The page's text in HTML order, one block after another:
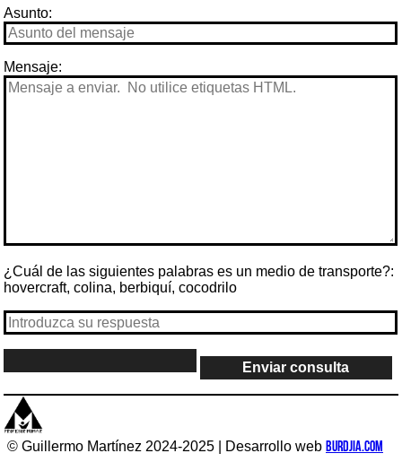
Asunto:
Mensaje:
¿Cuál de las siguientes palabras es un medio de transporte?:
hovercraft, colina, berbiquí, cocodrilo
© Guillermo Martínez 2024-2025 | Desarrollo web Burdjia.com